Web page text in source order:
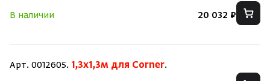
В наличии 20 032 ₽
Арт. 0012605. 1,3х1,3м для Corner.